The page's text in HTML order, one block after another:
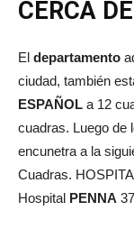
CERCA
El departamento
ciudad, también
ESPAÑOL a 12
cuadras. Luego de
encunetra a la
Cuadras.
Hospital PENNA